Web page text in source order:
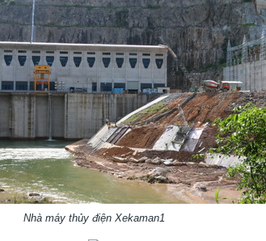
Nhà máy thủy điện Xekaman1